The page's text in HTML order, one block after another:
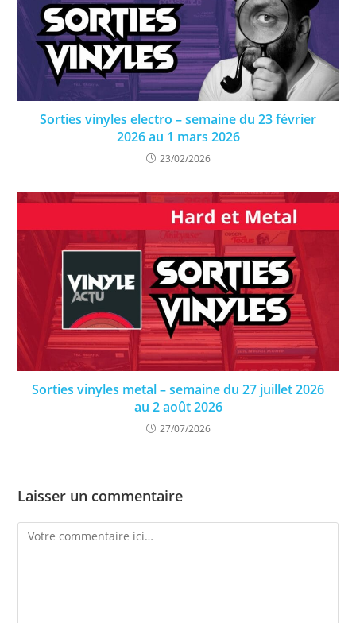
Sorties vinyles electro – semaine du 23 février
2026 au 1 mars 2026
23/02/2026
Sorties vinyles metal – semaine du 27 juillet 2026
au 2 août 2026
27/07/2026
Laisser un commentaire
Comment